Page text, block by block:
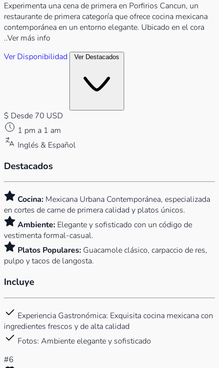
Experimenta una cena de primera en Porfirios Cancun, un
restaurante de primera categoría que ofrece cocina mexicana
contemporánea en un entorno elegante. Ubicado en el cora
..Ver más info
Ver Disponibilidad
$ Desde 70 USD
1 pm a 1 am
Inglés & Español
Destacados
Cocina: Mexicana Urbana Contemporánea, especializada
en cortes de carne de primera calidad y platos únicos.
Ambiente: Elegante y sofisticado con un código de
vestimenta formal-casual.
Platos Populares: Guacamole clásico, carpaccio de res,
pulpo y tacos de langosta.
Incluye
Experiencia Gastronómica: Exquisita cocina mexicana con
ingredientes frescos y de alta calidad
Fotos: Ambiente elegante y sofisticado
#6